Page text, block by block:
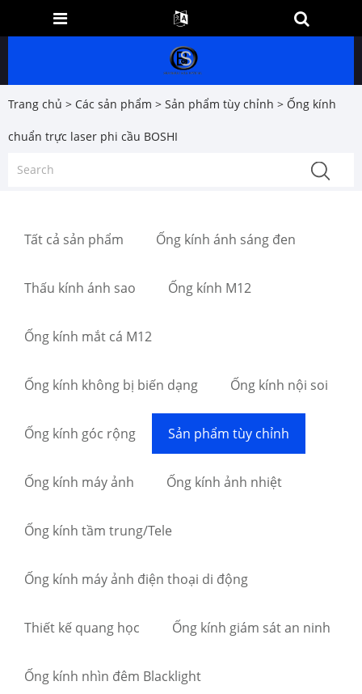
Trang chủ > Các sản phẩm > Sản phẩm tùy chỉnh > Ống kính
chuẩn trực laser phi cầu BOSHI
Tất cả sản phẩm Ống kính ánh sáng đen
Thấu kính ánh sao Ống kính M12
Ống kính mắt cá M12
Ống kính không bị biến dạng Ống kính nội soi
Ống kính góc rộng Sản phẩm tùy chỉnh
Ống kính máy ảnh Ống kính ảnh nhiệt
Ống kính tầm trung/Tele
Ống kính máy ảnh điện thoại di động
Thiết kế quang học Ống kính giám sát an ninh
Ống kính nhìn đêm Blacklight